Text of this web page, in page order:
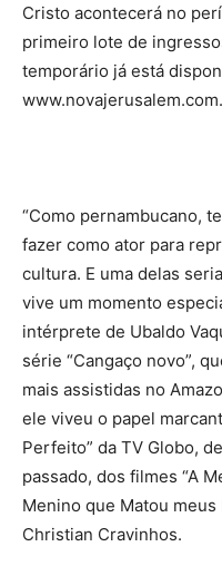
Cristo acontecerá no
primeiro lote de
temporário já está
“Como pernambucano,
fazer como ator para
cultura. E uma delas
vive um momento
intérprete de Ubaldo
série “Cangaço novo”,
mais assistidas no
ele viveu o papel
Perfeito” da TV Globo,
passado, dos filmes “A
Menino que Matou meus
Christian Cravinhos.